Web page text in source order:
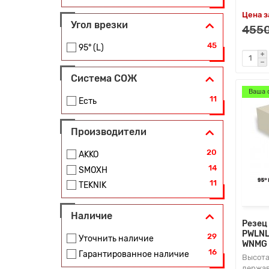
Угол врезки
95° (L) 45
Система СОЖ
Есть 11
Производители
AKKO 20
SMOXH 14
TEKNIK 11
Наличие
Уточнить наличие 29
Гарантированное наличие 16
Цена
Ваша